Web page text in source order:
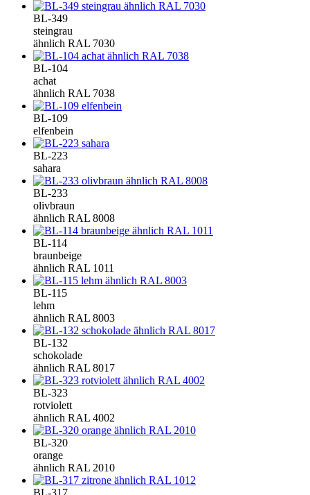
BL-349
steingrau
ähnlich RAL 7030
BL-104
achat
ähnlich RAL 7038
BL-109
elfenbein
BL-223
sahara
BL-233
olivbraun
ähnlich RAL 8008
BL-114
braunbeige
ähnlich RAL 1011
BL-115
lehm
ähnlich RAL 8003
BL-132
schokolade
ähnlich RAL 8017
BL-323
rotviolett
ähnlich RAL 4002
BL-320
orange
ähnlich RAL 2010
BL-317